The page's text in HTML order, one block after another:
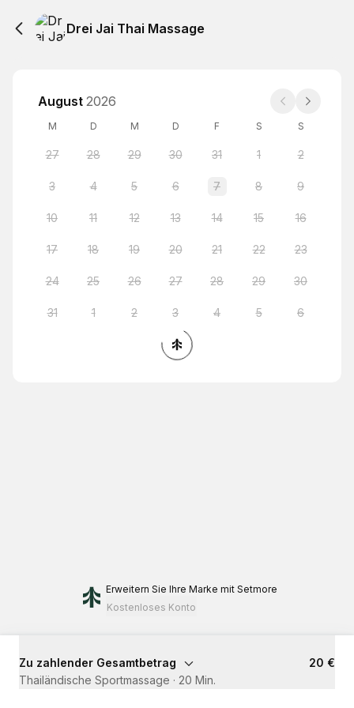
Drei Jai Thai Massage
August 2026
M D M D F S S
27 28 29 30 31 1 2
3 4 5 6 7 8 9
10 11 12 13 14 15 16
17 18 19 20 21 22 23
24 25 26 27 28 29 30
31 1 2 3 4 5 6
Erweitern Sie Ihre Marke mit Setmore
Kostenloses Konto
Zu zahlender Gesamtbetrag
20 €
Thailändische Sportmassage · 20 Min.